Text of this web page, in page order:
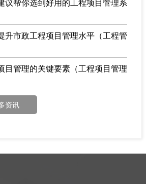
升市政工程项目管理水平（工程管
目管理的关键要素（工程项目管理
资讯